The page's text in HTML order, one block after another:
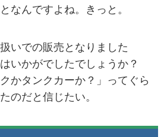
なんですよね。きっと。
いでの販売となりました
いかがでしたでしょうか？
かタンクカーか？」ってぐら
のだと信じたい。